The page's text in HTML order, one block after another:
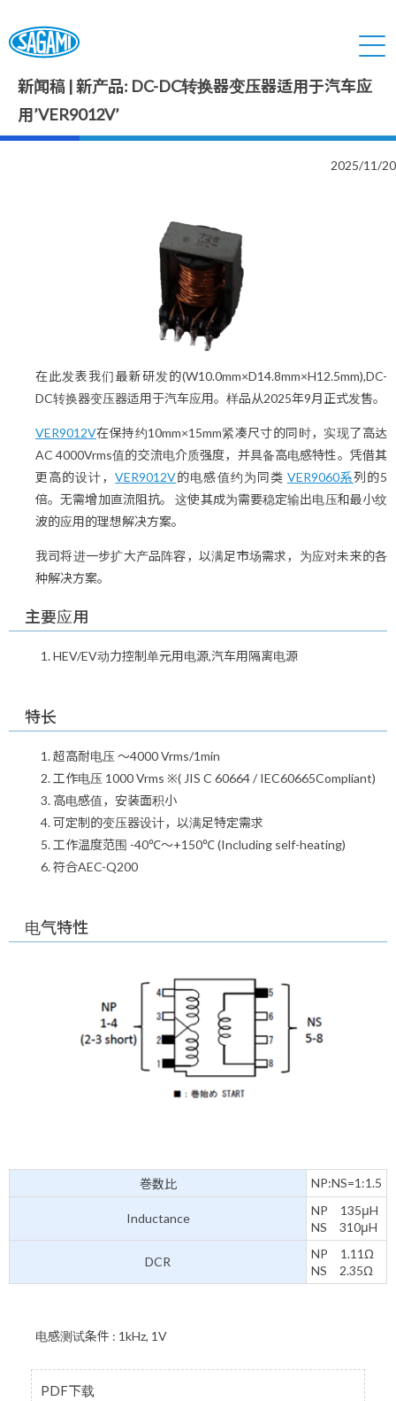
新闻稿 | 新产品: DC-DC转换器变压器适用于汽车应
用’VER9012V’
2025/11/20
在此发表我们最新研发的(W10.0mm×D14.8mm×H12.5mm),DC-
DC转换器变压器适用于汽车应用。样品从2025年9月正式发售。
VER9012V在保持约10mm×15mm紧凑尺寸的同时，实现了高达
AC 4000Vrms值的交流电介质强度，并具备高电感特性。凭借其
更高的设计，VER9012V的电感值约为同类 VER9060系列的5
倍。无需增加直流阻抗。 这使其成为需要稳定输出电压和最小纹
波的应用的理想解决方案。
我司将进一步扩大产品阵容，以满足市场需求，为应对未来的各
种解决方案。
主要应用
HEV/EV动力控制单元用电源,汽车用隔离电源
特长
超高耐电压 ～4000 Vrms/1min
工作电压 1000 Vrms ※( JIS C 60664 / IEC60665Compliant)
高电感值，安装面积小
可定制的变压器设计，以满足特定需求
工作温度范围 -40℃～+150℃ (Including self-heating)
符合AEC-Q200
电气特性
巻数比 NP:NS=1:1.5
Inductance
NP 135μH
NS 310μH
DCR
NP 1.11Ω
NS 2.35Ω
电感测试条件 : 1kHz, 1V
PDF下载